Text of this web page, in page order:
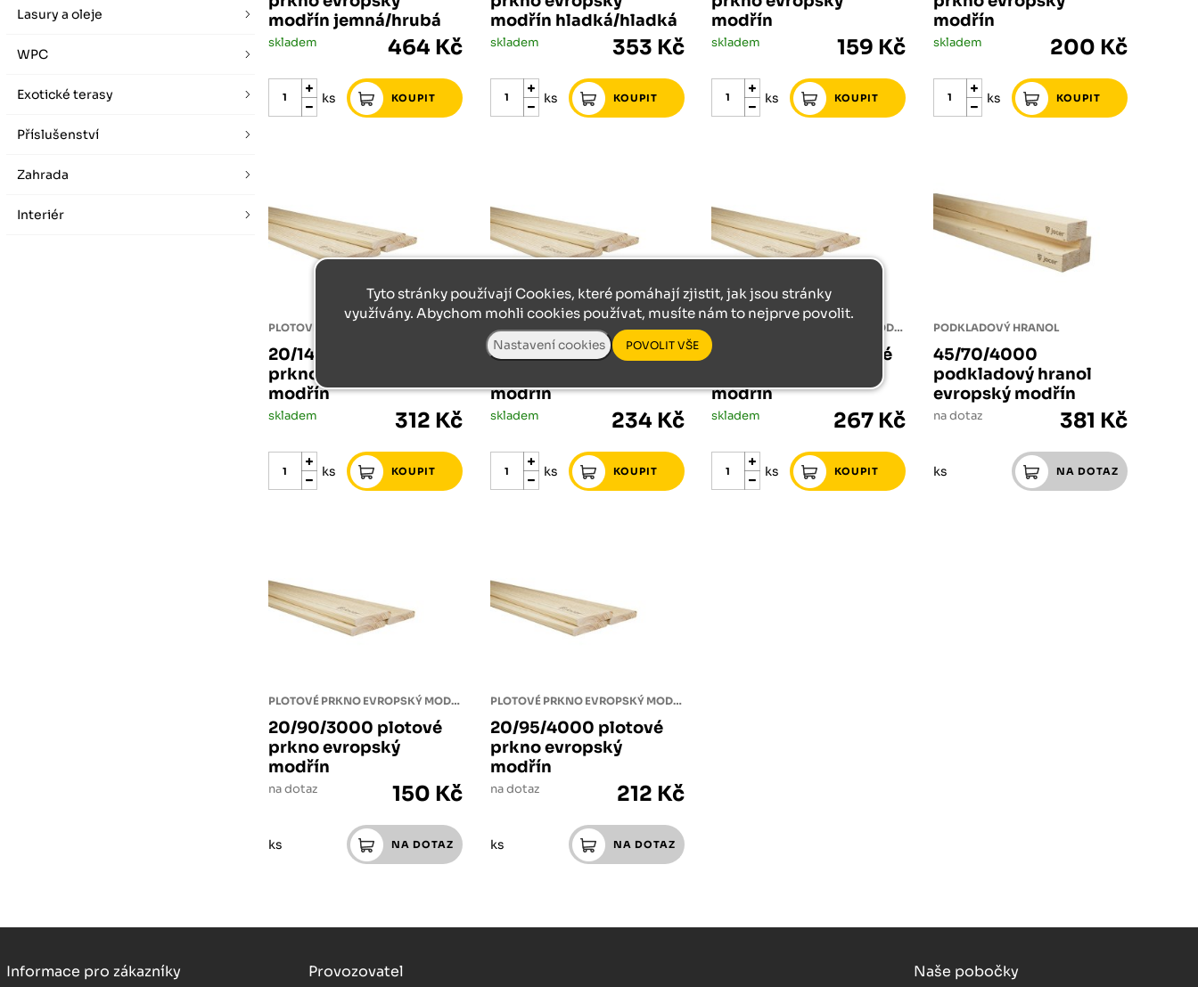
modřín jemná/hrubá
skladem 464 Kč
ks
modřín hladká/hladká
skladem 353 Kč
ks
modřín
skladem 159 Kč
ks
modřín
skladem 200 Kč
ks
20/140/4000 plotové
prkno evropský
modřín
skladem 312 Kč
ks
PLOTOVÉ PRKNO EVROPSKÝ MODŘÍN
20/140/3000 plotové
modřín
skladem 234 Kč
ks
PLOTOVÉ PRKNO EVROPSKÝ MODŘÍN
20/120/4000 plotové
modřín
skladem 267 Kč
ks
PODKLADOVÝ HRANOL
45/70/4000
podkladový hranol
evropský modřín
na dotaz 381 Kč
ks
PLOTOVÉ PRKNO EVROPSKÝ MODŘÍN
20/90/3000 plotové
prkno evropský
modřín
na dotaz 150 Kč
ks
PLOTOVÉ PRKNO EVROPSKÝ MODŘÍN
20/95/4000 plotové
prkno evropský
modřín
na dotaz 212 Kč
ks
Lasury a oleje
WPC
Exotické terasy
Příslušenství
Zahrada
Interiér
Informace pro zákazníky Provozovatel Naše pobočky
Tyto stránky používají Cookies, které pomáhají zjistit, jak jsou stránky
využívány. Abychom mohli cookies používat, musíte nám to nejprve povolit.